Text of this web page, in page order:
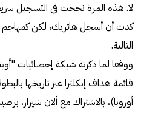
لا. هذه المرة نجحت في التسجيل
كدت أن أسجل هاتريك، لكن
التالية.
ووفقا لما ذكرته شبكة إحصائيات
قائمة هداف إنكلترا عبر تاريخها
أوروبا)، بالاشتراك مع ألان شيرار، برصيد 9 أهداف لكل